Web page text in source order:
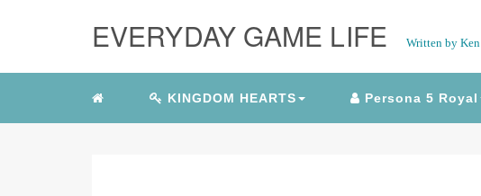
EVERYDAY GAME LIFE Written by Ken
KINGDOM HEARTS Persona 5 Royal